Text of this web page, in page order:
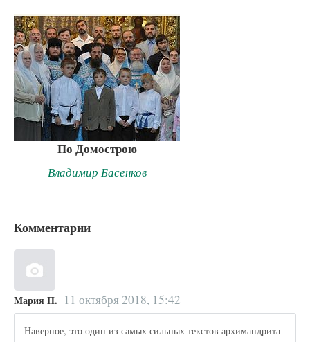
По Домострою
Владимир Басенков
Комментарии
Мария П. 11 октября 2018, 15:42
Наверное, это один из самых сильных текстов архимандрита